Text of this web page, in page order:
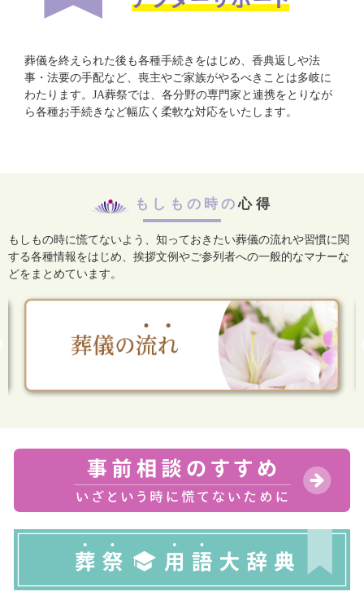
葬儀を終えられた後も各種手続きをはじめ、香典返しや法
事・法要の手配など、喪主やご家族がやるべきことは多岐に
わたります。JA葬祭では、各分野の専門家と連携をとりなが
ら各種お手続きなど幅広く柔軟な対応をいたします。
もしもの時の心得
もしもの時に慌てないよう、知っておきたい葬儀の流れや習慣に関
する各種情報をはじめ、 挨拶文例やご参列者への一般的なマナーな
どをまとめています。